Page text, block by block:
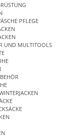
PFLEGE
UND MULTITOOLS